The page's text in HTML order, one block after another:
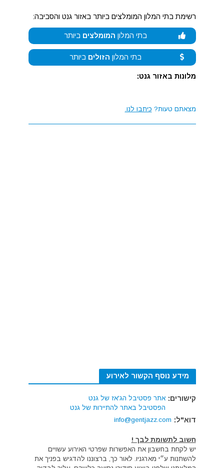
רשימת בתי המלון המומלצים ביותר באזור גנט והסביבה:
בתי המלון המומלצים ביותר
בתי המלון הזולים ביותר
מלונות באזור גנט:
מצאתם טעות? כיתבו לנו.
מידע נוסף הקשור לאירוע
קישורים: אתר פסטיבל הג'אז של גנט
הפסטיבל באתר להתיירות של גנט
דוא"ל: info@gentjazz.com
חשוב לתשומת לבך !
יש לקחת בחשבון את האפשרות שפרטי האירוע עשויים
להשתנות ע״י מארגניו. לאור כך, ברצוננו להדגיש בפניך את